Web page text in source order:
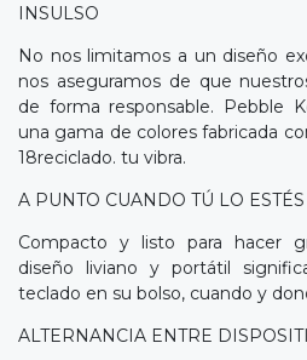
INSULSO
No nos limitamos a un diseño
nos aseguramos de que
de forma responsable. Pebble
una gama de colores fabricada
18reciclado. tu vibra.
A PUNTO CUANDO TÚ LO ESTÉS
Compacto y listo para hacer
diseño liviano y portátil
teclado en su bolso, cuando y
ALTERNANCIA ENTRE